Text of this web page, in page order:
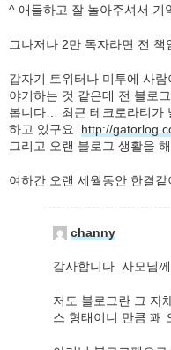
^ 애들하고 잘 놀아주셔서 기
그나저나 2만 독자라면 전
갑자기 트위터나 미투에 사
야기하는 것 같은데 전 블로
봅니다… 최근 테크로라티가
하고 있구요. http://
그리고 오랜 블로그 생활을
여하간 오랜 세월동안 한결
channy
감사합니다. 사모님
저도 블로그란 그 자
스 형태이니 만큼 꽤